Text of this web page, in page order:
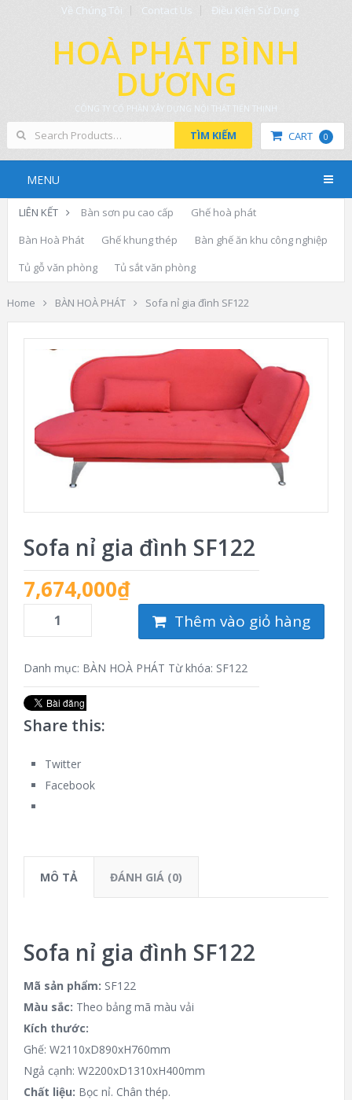
Về Chúng Tôi Contact Us Điều Kiện Sử Dụng
HOÀ PHÁT BÌNH
DƯƠNG
CÔNG TY CỔ PHẦN XÂY DỰNG NỘI THẤT TIẾN THỊNH
CART 0
TÌM KIẾM
MENU
LIÊN KẾT Bàn sơn pu cao cấp
Ghế hoà phát
Bàn Hoà Phát
Ghế khung thép
Bàn ghế ăn khu công nghiệp
Tủ gỗ văn phòng
Tủ sắt văn phòng
Home BÀN HOÀ PHÁT Sofa nỉ gia đình SF122
Sofa nỉ gia đình SF122
7,674,000₫
Thêm vào giỏ hàng
Danh mục: BÀN HOÀ PHÁT Từ khóa: SF122
Share this:
Twitter
Facebook
MÔ TẢ ĐÁNH GIÁ (0)
Sofa nỉ gia đình SF122
Mã sản phẩm: SF122
Màu sắc: Theo bảng mã màu vải
Kích thước:
Ghế: W2110xD890xH760mm
Ngả cạnh: W2200xD1310xH400mm
Chất liệu: Bọc nỉ. Chân thép.